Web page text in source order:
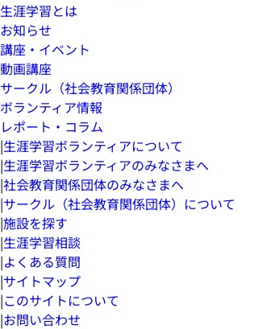
生涯学習とは
お知らせ
講座・イベント
動画講座
サークル（社会教育関係団体）
ボランティア情報
レポート・コラム
|生涯学習ボランティアについて
|生涯学習ボランティアのみなさまへ
|社会教育関係団体のみなさまへ
|サークル（社会教育関係団体）について
|施設を探す
|生涯学習相談
|よくある質問
|サイトマップ
|このサイトについて
|お問い合わせ